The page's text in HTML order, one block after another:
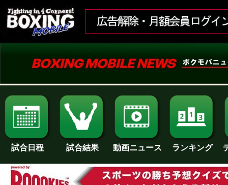
試合日程 試合結果 動画ニュース ランキング